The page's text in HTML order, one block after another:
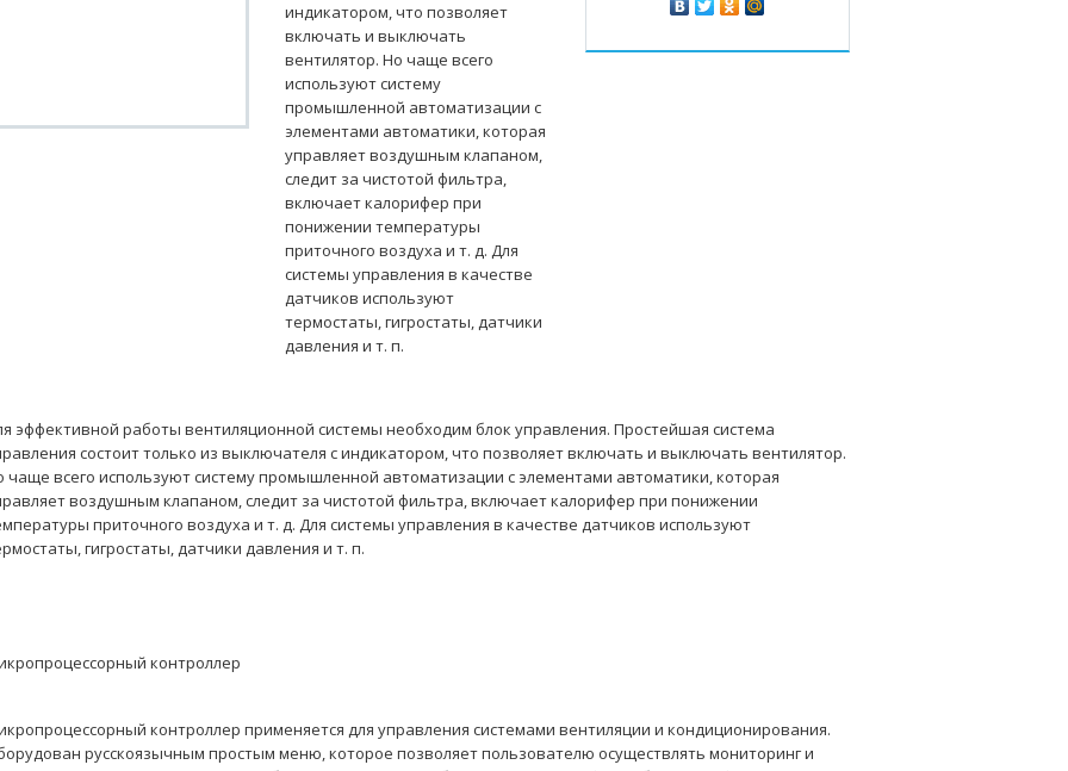
индикатором, что позволяет
включать и выключать
вентилятор. Но чаще всего
используют систему
промышленной автоматизации с
элементами автоматики, которая
управляет воздушным клапаном,
следит за чистотой фильтра,
включает калорифер при
понижении температуры
приточного воздуха и т. д. Для
системы управления в качестве
датчиков используют
термостаты, гигростаты, датчики
давления и т. п.
эффективной работы вентиляционной системы необходим блок управления. Простейшая система
состоит только из выключателя с индикатором, что позволяет включать и выключать вентилятор.
чаще всего используют систему промышленной автоматизации с элементами автоматики, которая
воздушным клапаном, следит за чистотой фильтра, включает калорифер при понижении
приточного воздуха и т. д. Для системы управления в качестве датчиков используют
гигростаты, датчики давления и т. п.
контроллер
контроллер применяется для управления системами вентиляции и кондиционирования.
русскоязычным простым меню, которое позволяет пользователю осуществлять мониторинг и